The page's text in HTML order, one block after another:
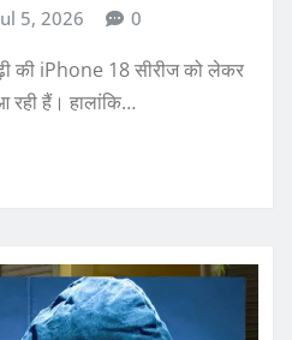
5, 2026 0
की iPhone 18 सीरीज को लेकर
रही हैं। हालांकि…